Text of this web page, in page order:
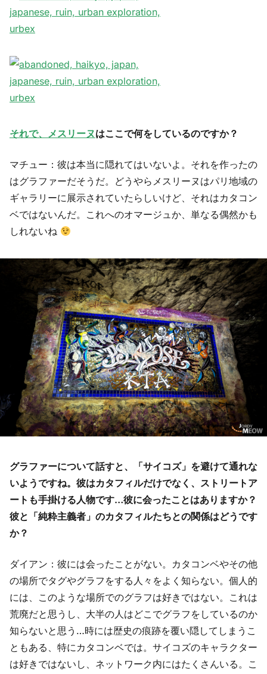
それで、 メスリーヌはここで何をしているのですか？
マチュー：彼は本当に隠れてはいないよ。それを作ったの
はグラファーだそうだ。どうやらメスリーヌはパリ地域の
ギャラリーに展示されていたらしいけど、それはカタコン
ベではないんだ。これへのオマージュか、単なる偶然かも
しれないね
グラファーについて話すと、「サイコズ」を避けて通れな
いようですね。彼はカタフィルだけでなく、ストリートア
ートも手掛ける人物です…彼に会ったことはありますか？
彼と「純粋主義者」のカタフィルたちとの関係はどうです
か？
ダイアン：彼には会ったことがない。カタコンベやその他
の場所でタグやグラフをする人々をよく知らない。個人的
には、このような場所でのグラフは好きではない。これは
荒廃だと思うし、大半の人はどこでグラフをしているのか
知らないと思う…時には歴史の痕跡を覆い隠してしまうこ
ともある、特にカタコンベでは。サイコズのキャラクター
は好きではないし、ネットワーク内にはたくさんいる。こ